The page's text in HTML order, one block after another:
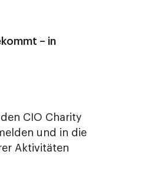
– in
CIO Charity
und in die
Aktivitäten